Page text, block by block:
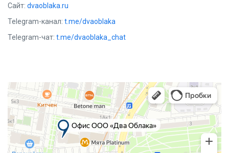
Сайт: dvaoblaka.ru
Telegram-канал: t.me/dvaoblaka
Telegram-чат: t.me/dvaoblaka_chat